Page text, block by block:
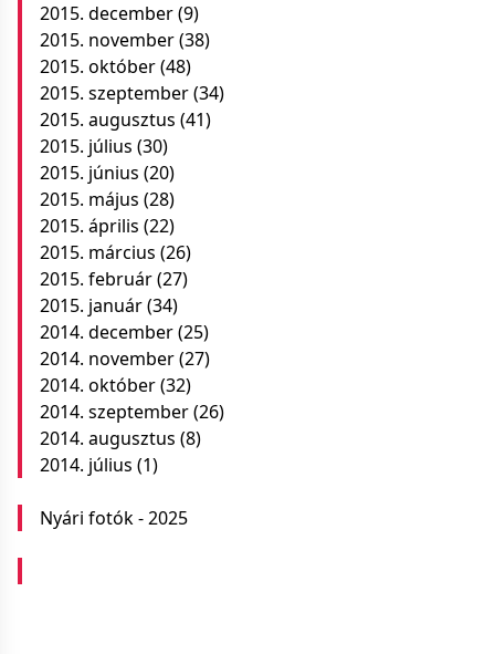
2015. december(9)
2015. november(38)
2015. október(48)
2015. szeptember(34)
2015. augusztus (41)
2015. július (30)
2015. június (20)
2015. május (28)
2015. április (22)
2015. március (26)
2015. február(27)
2015. január(34)
2014. december(25)
2014. november(27)
2014. október(32)
2014. szeptember(26)
2014. augusztus (8)
2014. július (1)
Nyári fotók - 2025